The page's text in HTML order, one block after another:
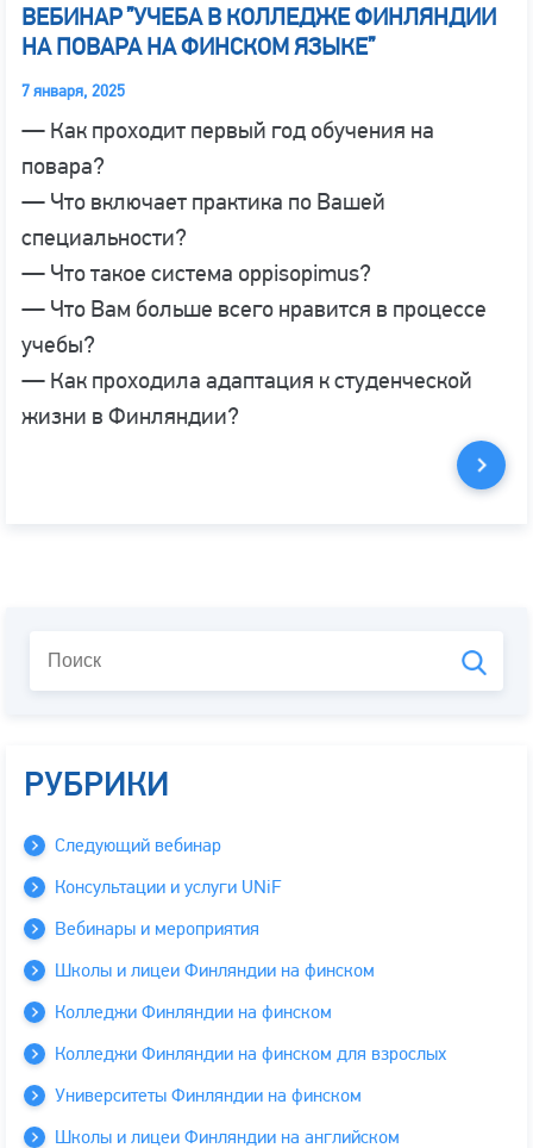
ВЕБИНАР ”УЧЕБА В КОЛЛЕДЖЕ ФИНЛЯНДИИ
НА ПОВАРА НА ФИНСКОМ ЯЗЫКЕ”
7 января, 2025
— Как проходит первый год обучения на
повара?
— Что включает практика по Вашей
специальности?
— Что такое система oppisopimus?
— Что Вам больше всего нравится в процессе
учебы?
— Как проходила адаптация к студенческой
жизни в Финляндии?
РУБРИКИ
Следующий вебинар
Консультации и услуги UNiF
Вебинары и мероприятия
Школы и лицеи Финляндии на финском
Колледжи Финляндии на финском
Колледжи Финляндии на финском для взрослых
Университеты Финляндии на финском
Школы и лицеи Финляндии на английском